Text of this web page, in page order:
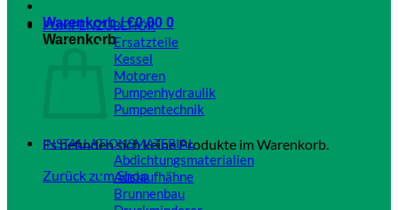
Warenkorb /€0,00 0
Warenkorb
Es befinden sich keine Produkte im Warenkorb.
Zurück zum Shop
PUMPENZUBEHÖR
Ersatzteile
Kessel
Motoren
Pumpenhydraulik
Pumpentechnik
INSTALLATIONSMATERIAL
Abdichtungsmaterialien
Auslaufhähne
Brunnenbau